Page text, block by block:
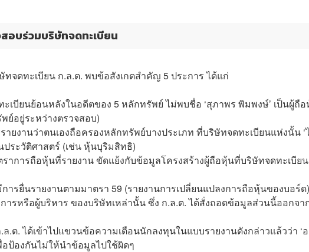
อบร่วมบริษัทจดทะเบียน
จดทะเบียน ก.ล.ต. พบข้อสังเกตสำคัญ 5 ประการ ได้แก่
เบียนย้อนหลังในอดีตของ 5 หลักทรัพย์ ไม่พบชื่อ ‘สุภาพร พิมพงษ์’ เป็นผู้ถื
ย์อยู่ระหว่างตรวจสอบ)
ยงานว่าตนเองถือครองหลักทรัพย์บางประเภท ที่บริษัทจดทะเบียนแห่งนั้น ‘
ประวัติศาสตร์ (เช่น หุ้นบุริมสิทธิ)
ราการถือหุ้นที่รายงาน ขัดแย้งกับข้อมูลโครงสร้างผู้ถือหุ้นที่บริษัทจดทะเบีย
รยื่นรายงานตามมาตรา 59 (รายงานการเปลี่ยนแปลงการถือหุ้นของบอร์ด
ารหรือผู้บริหาร ของบริษัทเหล่านั้น ซึ่ง ก.ล.ต. ได้สั่งถอดข้อมูลส่วนนี้ออกจา
.ต. ได้เข้าไปแขวนข้อความเตือนนักลงทุนในแบบรายงานดังกล่าวแล้วว่า ‘
อป้องกันไม่ให้นำข้อมูลไปใช้ผิดๆ